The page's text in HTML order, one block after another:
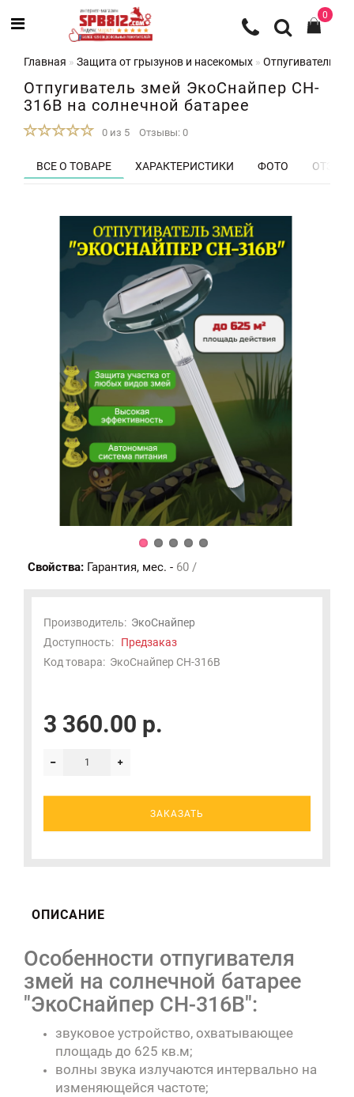
0
Главная Защита от грызунов и насекомых Отпугиватели
Отпугиватель змей ЭкоСнайпер CH-
316B на солнечной батарее
0 из 5 Отзывы: 0
ВСЕ О ТОВАРЕ ХАРАКТЕРИСТИКИ ФОТО
Свойства: Гарантия, мес. - 60 /
Производитель: ЭкоСнайпер
Доступность: Предзаказ
Код товара: ЭкоСнайпер CH-316B
3 360.00 р.
ЗАКАЗАТЬ
ОПИСАНИЕ
Особенности отпугивателя
змей на солнечной батарее
"ЭкоСнайпер CH-316B":
звуковое устройство, охватывающее
площадь до 625 кв.м;
волны звука излучаются интервально на
изменяющейся частоте;